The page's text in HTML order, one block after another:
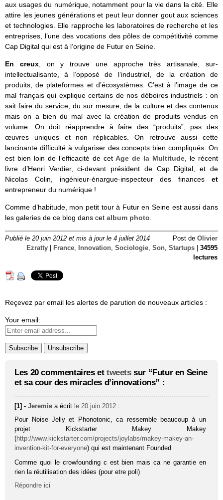
aux usages du numérique, notamment pour la vie dans la cité. Elle
attire les jeunes générations et peut leur donner gout aux sciences
et technologies. Elle rapproche les laboratoires de recherche et les
entreprises, l’une des vocations des pôles de compétitivité comme
Cap Digital qui est à l’origine de Futur en Seine.
En creux, on y trouve une approche très artisanale, sur-
intellectualisante, à l’opposé de l’industriel, de la création de
produits, de plateformes et d’écosystèmes. C’est à l’image de ce
mal français qui explique certains de nos déboires industriels : on
sait faire du service, du sur mesure, de la culture et des contenus
mais on a bien du mal avec la création de produits vendus en
volume. On doit réapprendre à faire des “produits”, pas des
œuvres uniques et non réplicables. On retrouve aussi cette
lancinante difficulté à vulgariser des concepts bien compliqués. On
est bien loin de l’efficacité de cetAge de la Multitude , le récent
livre d’Henri Verdier, ci-devant président de Cap Digital, et de
Nicolas Colin, ingénieur-énargue-inspecteur des finances et
entrepreneur du numérique !
Comme d’habitude, mon petit tour à Futur en Seine est aussi dans
les galeries de ce blog dans cet album photo.
Publié le 20 juin 2012 et mis à jour le 4 juillet 2014 Post de Olivier
Ezratty
France, Innovation, Sociologie, Son, Startups
34595
lectures
Reçevez par email les alertes de parution de nouveaux articles :
Your email:
Les 20 commentaires et tweetssur “Futur en Seine
et sa cour des miracles d’innovations” :
[1] -Jeremie a écrit le 20 juin 2012 :
Pour Noise Jelly et Pho­no­to­nic, ca ressemble beaucoup à un
projet Kickstarter Makey Makey
(http://www.kickstarter.com/projects/joylabs/makey-makey-an-
invention-kit-for-everyone) qui est maintenant Founded
Comme quoi le crowfounding c est bien mais ca ne garantie en
rien la réutilisation des idées (pour etre poli)
Répondre ici